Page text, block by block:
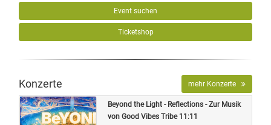
Event suchen
Ticketshop
Konzerte mehr Konzerte
Beyond the Light - Reflections - Zur Musik
von Good Vibes Tribe 11:11